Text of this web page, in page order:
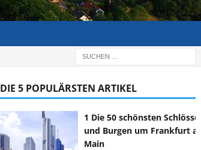
DIE 5 POPULÄRSTEN ARTIKEL
1 Die 50 schönsten Schlösser
und Burgen um Frankfurt am
Main